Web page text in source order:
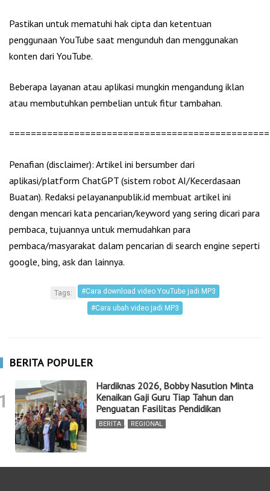
Pastikan untuk mematuhi hak cipta dan ketentuan
penggunaan YouTube saat mengunduh dan menggunakan
konten dari YouTube.
Beberapa layanan atau aplikasi mungkin mengandung iklan
atau membutuhkan pembelian untuk fitur tambahan.
Penafian (disclaimer): Artikel ini bersumber dari
aplikasi/platform ChatGPT (sistem robot AI/Kecerdasaan
Buatan). Redaksi pelayananpublik.id membuat artikel ini
dengan mencari kata pencarian/keyword yang sering dicari para
pembaca, tujuannya untuk memudahkan para
pembaca/masyarakat dalam pencarian di search engine seperti
google, bing, ask dan lainnya.
Tags:
#Cara download video YouTube jadi MP3
#Cara ubah video jadi MP3
BERITA POPULER
Hardiknas 2026, Bobby Nasution Minta
Kenaikan Gaji Guru Tiap Tahun dan
Penguatan Fasilitas Pendidikan
BERITA , REGIONAL